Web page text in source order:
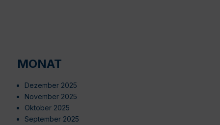
MONAT
Dezember 2025
November 2025
Oktober 2025
September 2025